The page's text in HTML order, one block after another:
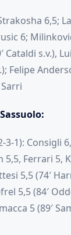
6,5;
6;
Cataldi s.v.),
Felipe
3-1): Consigli
5,5, Ferrari 5,
5,5 (74′
5,5 (84′
5 (89′